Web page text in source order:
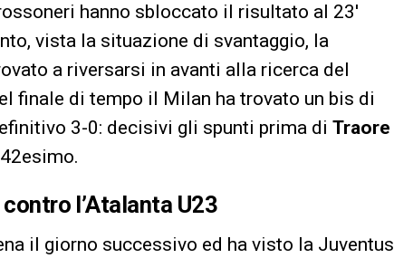
hanno sbloccato il risultato al 23′
vista la situazione di svantaggio, la
a riversarsi in avanti alla ricerca del
finale di tempo il Milan ha trovato un bis di
3-0: decisivi gli spunti prima di Traore
l’Atalanta U23
il giorno successivo ed ha visto la Juventus